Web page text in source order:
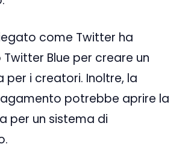
come Twitter ha
Blue per creare un
per i creatori. Inoltre, la
potrebbe aprire la
per un sistema di